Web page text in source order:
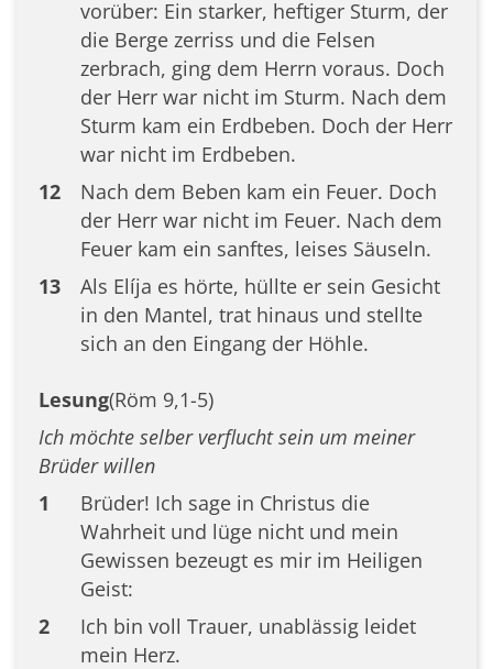
vorüber: Ein starker, heftiger Sturm, der
die Berge zerriss und die Felsen
zerbrach, ging dem Herrn voraus. Doch
der Herr war nicht im Sturm. Nach dem
Sturm kam ein Erdbeben. Doch der Herr
war nicht im Erdbeben.
12
Nach dem Beben kam ein Feuer. Doch
der Herr war nicht im Feuer. Nach dem
Feuer kam ein sanftes, leises Säuseln.
13
Als Elíja es hörte, hüllte er sein Gesicht
in den Mantel, trat hinaus und stellte
sich an den Eingang der Höhle.
Lesung(Röm 9,1-5)
Ich möchte selber verflucht sein um meiner
Brüder willen
1
Brüder! Ich sage in Christus die
Wahrheit und lüge nicht und mein
Gewissen bezeugt es mir im Heiligen
Geist:
2
Ich bin voll Trauer, unablässig leidet
mein Herz.